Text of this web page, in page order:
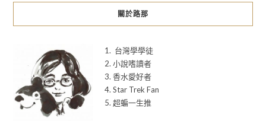
關於路那
1. 台灣學學徒
2. 小說嗜讀者
3. 香水愛好者
4. Star Trek Fan
5. 超蝙一生推